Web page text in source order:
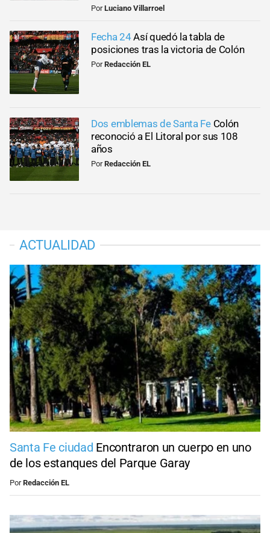
PorLuciano Villarroel
Fecha 24Así quedó la tabla de
posiciones tras la victoria de Colón
PorRedacción EL
Dos emblemas de Santa Fe Colón
reconoció a El Litoral por sus 108
años
PorRedacción EL
ACTUALIDAD
Santa Fe ciudad Encontraron un cuerpo en uno
de los estanques del Parque Garay
PorRedacción EL